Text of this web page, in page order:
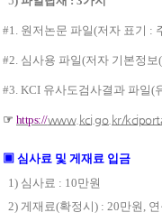
#1. 원저논문 파일(저자 표기 :
#2. 심사용 파일(저자 기본정보(
#3. KCI 유사도검사결과 파일(
☞ https://www.kci.go.kr/
▣ 심사료 및 게재료 입금
1) 심사료 : 10만원
2) 게재료(확정시) : 20만원 ,